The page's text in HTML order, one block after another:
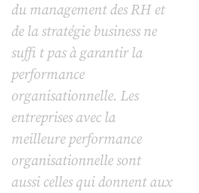
du management des RH et
de la stratégie business ne
suffi t pas à garantir la
performance
organisationnelle. Les
entreprises avec la
meilleure performance
organisationnelle sont
aussi celles qui donnent aux